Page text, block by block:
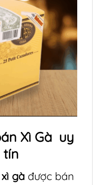
Xì Gà uy
tín
xì gà được bán